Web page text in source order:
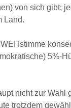
von sich gibt;
Land.
5%-
nicht zur
trotzdem